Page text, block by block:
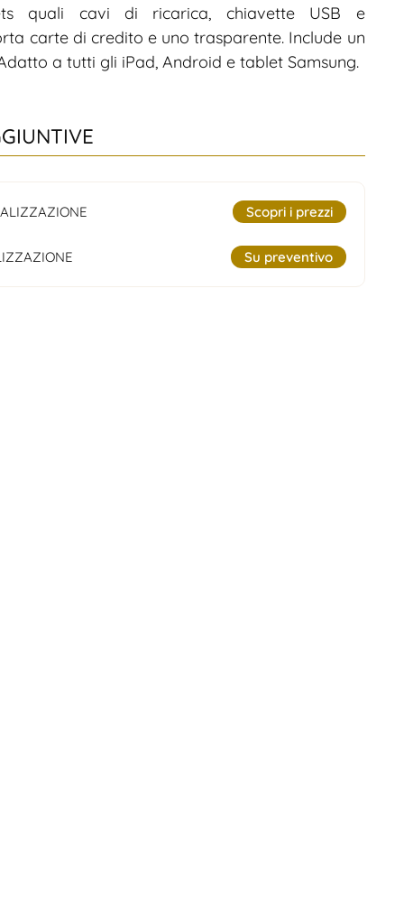
quali cavi di ricarica, chiavette USB e
carte di credito e uno trasparente. Include un
a tutti gli iPad, Android e tablet Samsung.
Scopri i prezzi
Su preventivo